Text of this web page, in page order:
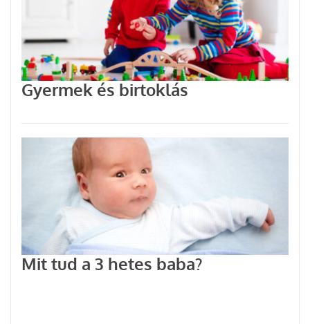
Gyermek és birtoklás
Mit tud a 3 hetes baba?